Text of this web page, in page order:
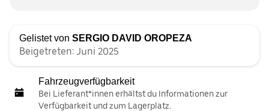
Gelistet von SERGIO DAVID OROPEZA
Beigetreten: Juni 2025
Fahrzeugverfügbarkeit
Bei Lieferant*innen erhältst du Informationen zur
Verfügbarkeit und zum Lagerplatz.